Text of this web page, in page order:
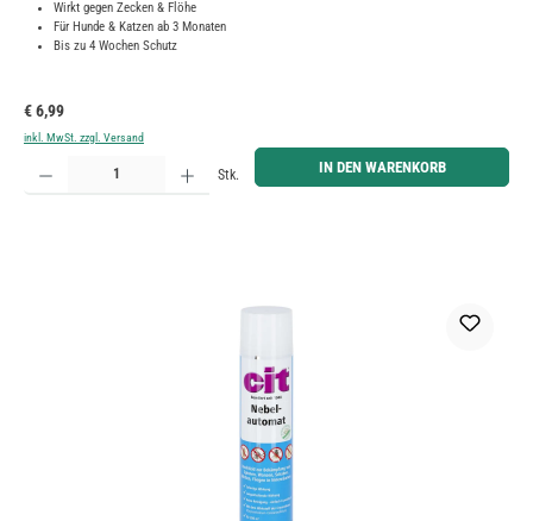
Wirkt gegen Zecken & Flöhe
Für Hunde & Katzen ab 3 Monaten
Bis zu 4 Wochen Schutz
Regulärer Preis:
€ 6,99
inkl. MwSt. zzgl. Versand
Produkt Anzahl: Gib den gewünschten Wert ein oder benutze die Schaltflächen um die Anzahl zu
Stk. IN DEN WARENKORB